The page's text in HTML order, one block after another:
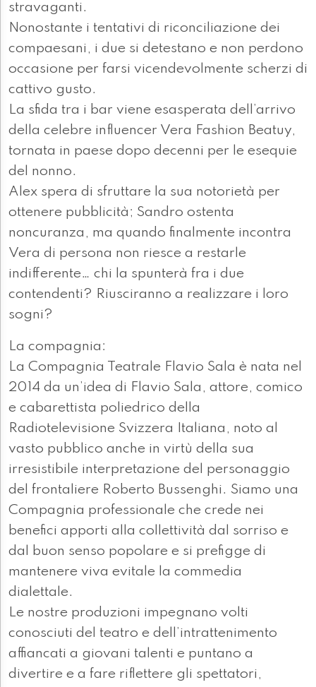
stravaganti.
Nonostante i tentativi di riconciliazione dei
compaesani, i due si detestano e non perdono
occasione per farsi vicendevolmente scherzi di
cattivo gusto.
La sfida tra i bar viene esasperata dell’arrivo
della celebre influencer Vera Fashion Beatuy,
tornata in paese dopo decenni per le esequie
del nonno.
Alex spera di sfruttare la sua notorietà per
ottenere pubblicità; Sandro ostenta
noncuranza, ma quando finalmente incontra
Vera di persona non riesce a restarle
indifferente… chi la spunterà fra i due
contendenti? Riusciranno a realizzare i loro
sogni?
La compagnia:
La Compagnia Teatrale Flavio Sala è nata nel
2014 da un’idea di Flavio Sala, attore, comico
e cabarettista poliedrico della
Radiotelevisione Svizzera Italiana, noto al
vasto pubblico anche in virtù della sua
irresistibile interpretazione del personaggio
del frontaliere Roberto Bussenghi. Siamo una
Compagnia professionale che crede nei
benefici apporti alla collettività dal sorriso e
dal buon senso popolare e si prefigge di
mantenere viva evitale la commedia
dialettale.
Le nostre produzioni impegnano volti
conosciuti del teatro e dell’intrattenimento
affiancati a giovani talenti e puntano a
divertire e a fare riflettere gli spettatori,